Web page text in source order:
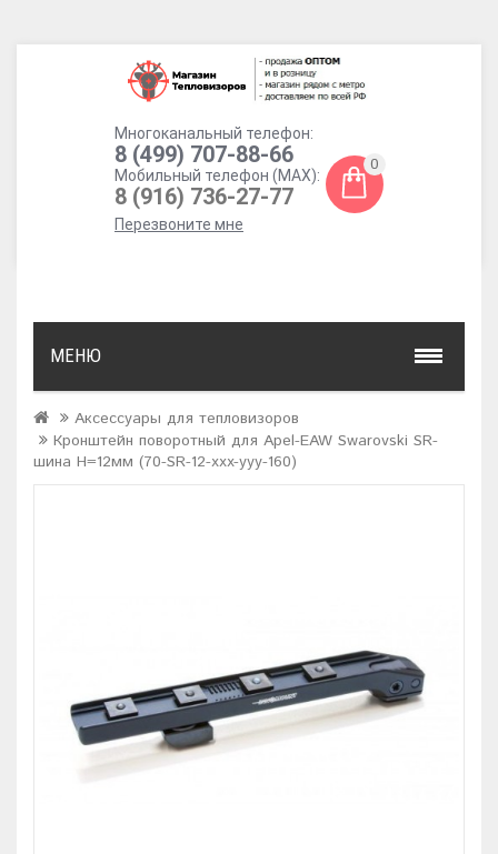
Многоканальный телефон:
8 (499) 707-88-66
Мобильный телефон (MAX):
8 (916) 736-27-77
Перезвоните мне
0
МЕНЮ
Аксессуары для тепловизоров
Кронштейн поворотный для Apel-EAW Swarovski SR-
шина H=12мм (70-SR-12-xxx-yyy-160)